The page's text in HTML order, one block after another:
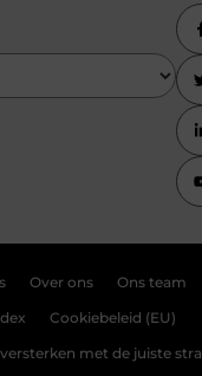
Over ons Ons team
Cookiebeleid (EU)
met de juiste